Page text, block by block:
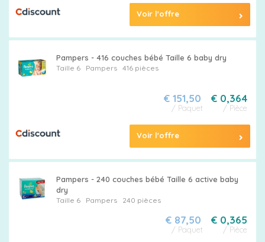
Voir l'offre
Pampers - 416 couches bébé Taille 6 baby dry
Taille 6 Pampers416 pièces
€ 0,364
/ Pièce
€ 151,50
/ Paquet
Voir l'offre
Pampers - 240 couches bébé Taille 6 active baby
dry
Taille 6 Pampers240 pièces
€ 0,365
/ Pièce
€ 87,50
/ Paquet